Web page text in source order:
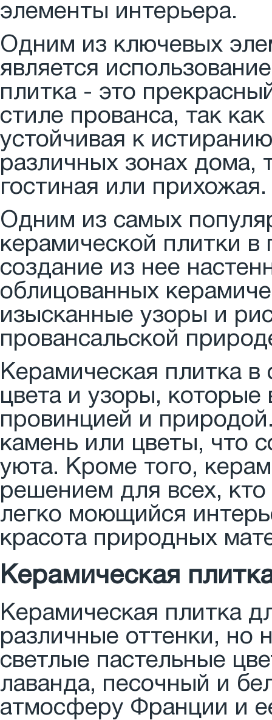
элементы интерьера.
Одним из ключевых
является
плитка - это
стиле прованса, так
устойчивая к
различных зонах дома,
гостиная или прихожая.
Одним из самых
керамической плитки в
создание из нее
облицованных
изысканные узоры и
провансальской
Керамическая плитка в
цвета и узоры,
провинцией и
камень или цветы, что
уюта. Кроме того,
решением для всех,
легко моющийся
красота природных
Керамическая
Керамическая плитка
различные оттенки, но
светлые пастельные
лаванда, песочный и
атмосферу Франции и